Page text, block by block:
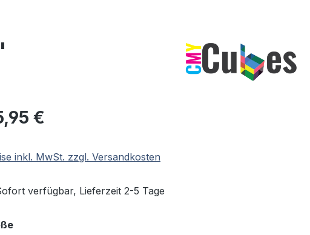
Preis:
€
inkl. MwSt. zzgl. Versandkosten
verfügbar, Lieferzeit 2-5 Tage
auswählen